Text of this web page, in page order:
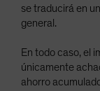
se traducirá en
general.
En todo caso, el
únicamente
ahorro